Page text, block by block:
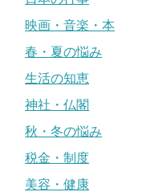
映画・音楽・本
春・夏の悩み
生活の知恵
神社・仏閣
秋・冬の悩み
税金・制度
美容・健康